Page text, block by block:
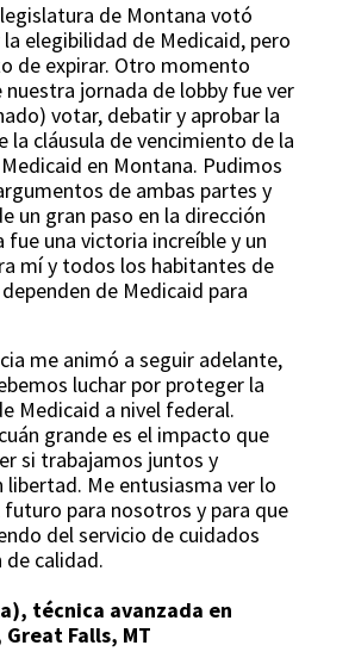
legislatura de Montana votó
elegibilidad de Medicaid, pero
de expirar. Otro momento
jornada de lobby fue ver
votar, debatir y aprobar la
la cláusula de vencimiento de la
en Montana. Pudimos
de ambas partes y
un gran paso en la dirección
fue una victoria increíble y un
mí y todos los habitantes de
de Medicaid para
me animó a seguir adelante,
luchar por proteger la
Medicaid a nivel federal.
grande es el impacto que
si trabajamos juntos y
libertad. Me entusiasma ver lo
futuro para nosotros y para que
del servicio de cuidados
calidad.
técnica avanzada en
Falls, MT